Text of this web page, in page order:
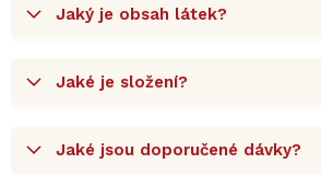
Jaký je obsah látek?
Jaké je složení?
Jaké jsou doporučené dávky?